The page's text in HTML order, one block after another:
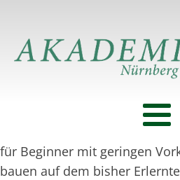
für Beginner mit geringen
bauen auf dem bisher